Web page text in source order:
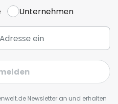
Unternehmen
Newsletter an und erhalten